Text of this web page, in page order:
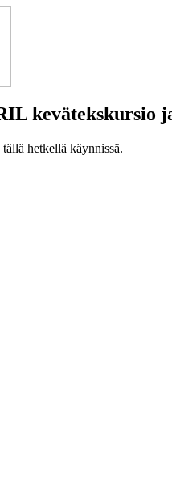
kevätekskursio
hetkellä käynnissä.